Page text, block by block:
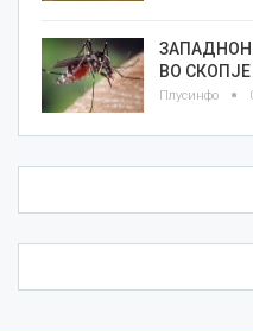
ВО
Плусинфо